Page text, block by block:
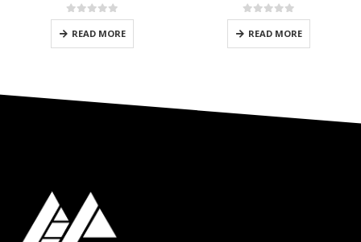
0out of 5
READ MORE
0out of 5
READ MORE